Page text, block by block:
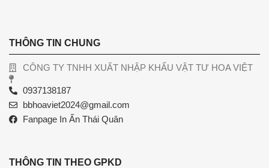
THÔNG TIN CHUNG
CÔNG TY TNHH XUẤT NHẬP KHẨU VẬT TƯ HOA VIỆT
0937138187
bbhoaviet2024@gmail.com
Fanpage In Ấn Thái Quân
THÔNG TIN THEO GPKD